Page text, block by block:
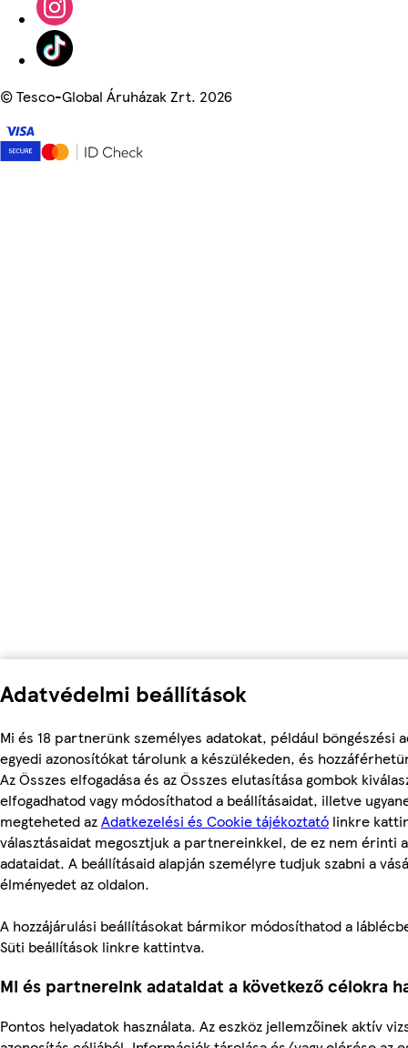
Adatvédelmi beállítások
Mi és 18 partnerünk személyes adatokat, például böngészési
egyedi azonosítókat tárolunk a készülékeden, és
Az Összes elfogadása és az Összes elutasítása gombok
elfogadhatod vagy módosíthatod a beállításaidat, illetve
megteheted azAdatkezelési és Cookie tájékoztató linkre
választásaidat megosztjuk a partnereinkkel, de ez nem érinti
adataidat. A beállításaid alapján személyre tudjuk szabni a
élményedet az oldalon.
A hozzájárulási beállításokat bármikor módosíthatod a
Süti beállítások linkre kattintva.
Mi és partnereink adataidat a következő célokra
Pontos helyadatok használata. Az eszköz jellemzőinek aktív
©Tesco-Global Áruházak Zrt. 2026